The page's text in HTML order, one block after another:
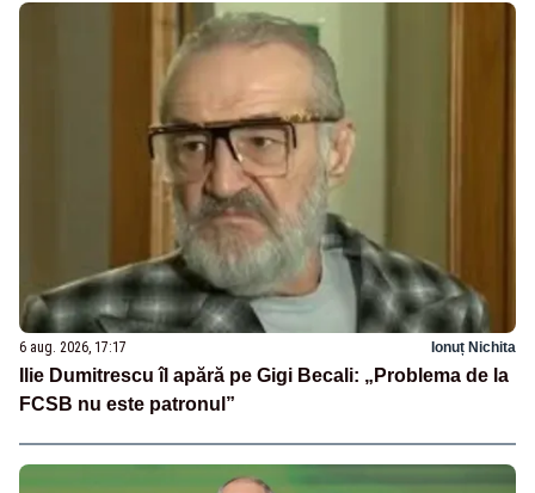
6 aug. 2026, 17:17 Ionuț Nichita
Ilie Dumitrescu îl apără pe Gigi Becali: „Problema de la
FCSB nu este patronul”